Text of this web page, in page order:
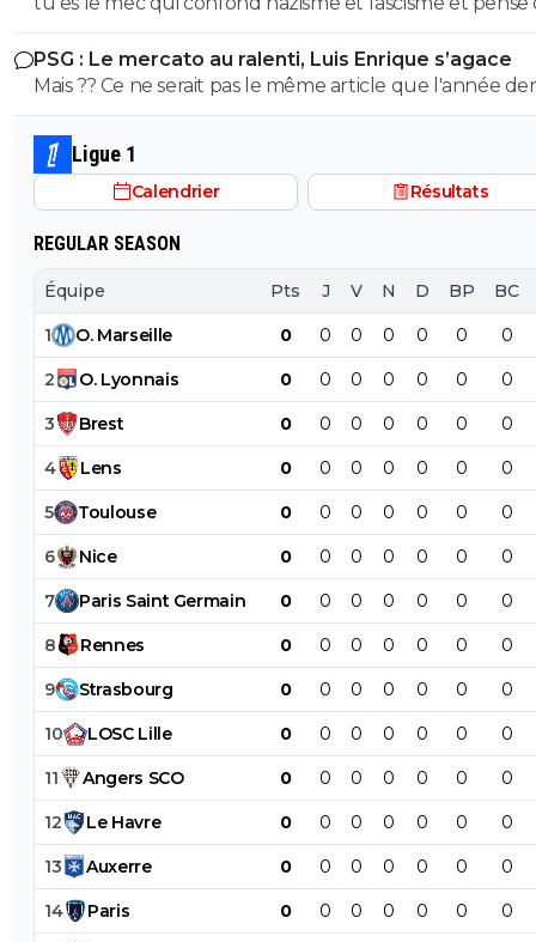
démontrer ici abruti ! putain tes parents t'ont fini à la
c'est pas possible....tu démontres que tu connais rien à
l'ignorant qui manque cruellement de culture veut
donner des cours mdr
mongolien qui voit des fachos partout tes parents t'ont
la pisse toi c'est évident
c'est la meme chose mdr Tu m'auras bien fait rire à prouver
par toi meme que t'es un putain d'ignare ! Retourne au
collège apprendre les lecons que tu as oublié petit
PSG : Le mercato au ralenti, Luis Enrique s’agace
Mais ?? Ce ne serait pas le même article que l'année
a la même époque??!! 😂
Ligue 1
Calendrier Résultats
REGULAR SEASON
Équipe Pts J V N D BP BC
1 O. Marseille 0 0 0 0 0 0 0
2 O. Lyonnais 0 0 0 0 0 0 0
3 Brest 0 0 0 0 0 0 0
4 Lens 0 0 0 0 0 0 0
5 Toulouse 0 0 0 0 0 0 0
6 Nice 0 0 0 0 0 0 0
7 Paris Saint Germain 0 0 0 0 0 0 0
8 Rennes 0 0 0 0 0 0 0
9 Strasbourg 0 0 0 0 0 0 0
10 LOSC Lille 0 0 0 0 0 0 0
11 Angers SCO 0 0 0 0 0 0 0
12 Le Havre 0 0 0 0 0 0 0
13 Auxerre 0 0 0 0 0 0 0
14 Paris 0 0 0 0 0 0 0